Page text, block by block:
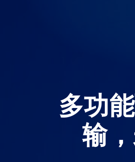
多功
输